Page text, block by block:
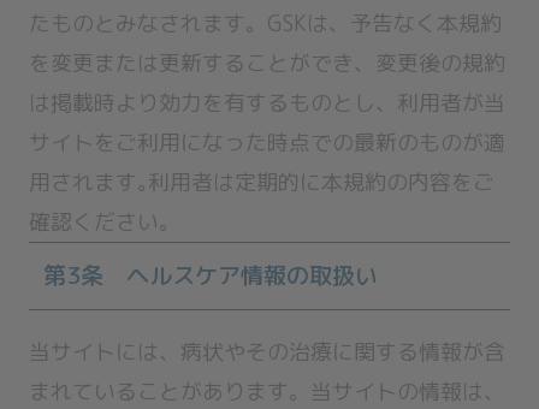
たものとみなされます。GSKは、予告なく本規約
を変更または更新することができ、変更後の規約
は掲載時より効力を有するものとし、利用者が当
サイトをご利用になった時点での最新のものが適
用されます｡利用者は定期的に本規約の内容をご
確認ください。
第3条 ヘルスケア情報の取扱い
当サイトには、病状やその治療に関する情報が含
まれていることがあります。当サイトの情報は、